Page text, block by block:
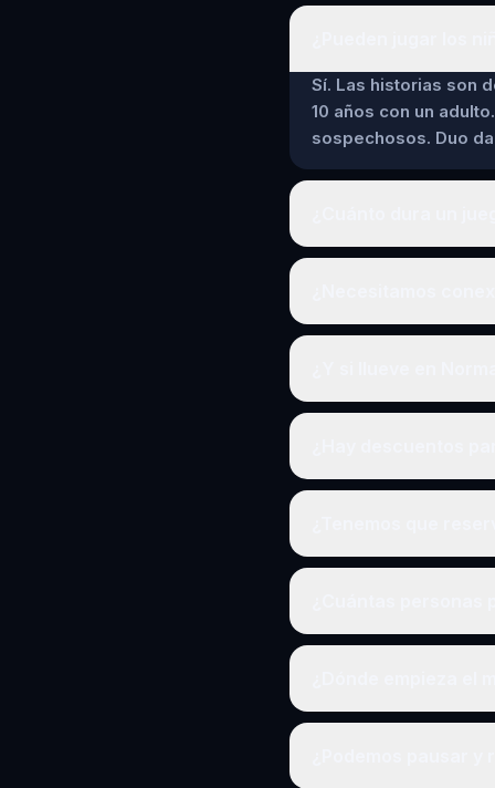
Sí. Las historias son
10 años con un
sospechosos. Duo